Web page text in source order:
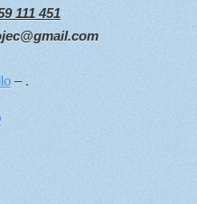
111 451
– .